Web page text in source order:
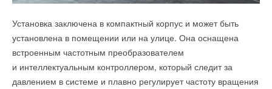
Установка заключена в компактный корпус и может быть
установлена в помещении или на улице. Она оснащена
встроенным частотным преобразователем
и интеллектуальным контроллером, который следит за
давлением в системе и плавно регулирует частоту вращения